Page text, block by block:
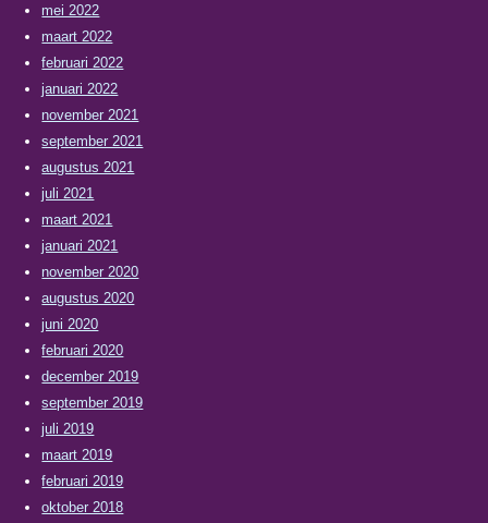
mei 2022
maart 2022
februari 2022
januari 2022
november 2021
september 2021
augustus 2021
juli 2021
maart 2021
januari 2021
november 2020
augustus 2020
juni 2020
februari 2020
december 2019
september 2019
juli 2019
maart 2019
februari 2019
oktober 2018